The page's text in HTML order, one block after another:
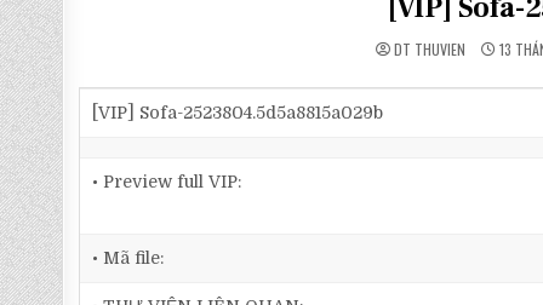
[VIP] Sofa-
DT THUVIEN 13
[VIP] Sofa-2523804.5d5a8815a029b
• Preview full VIP:
• Mã file: